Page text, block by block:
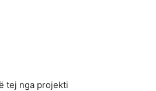
tej nga projekti